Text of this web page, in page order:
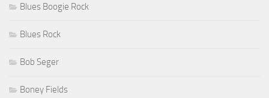
Blues Boogie Rock
Blues Rock
Bob Seger
Boney Fields